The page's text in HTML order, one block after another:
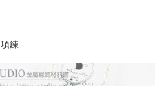
項鍊